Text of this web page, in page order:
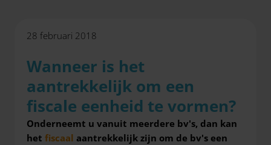
28 februari 2018
Wanneer is het
aantrekkelijk om een
fiscale eenheid te vormen?
Onderneemt u vanuit meerdere bv's, dan kan
het fiscaal aantrekkelijk zijn om de bv's een